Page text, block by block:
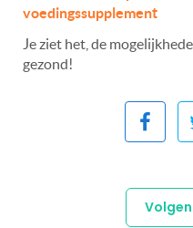
voedingssupplement
Je ziet het, de
gezond!